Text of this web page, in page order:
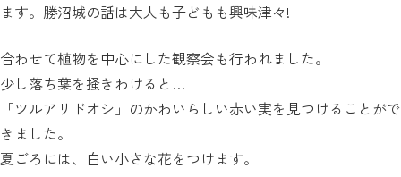
ます。勝沼城の話は大人も子どもも興味津々!
合わせて植物を中心にした観察会も行われました。
少し落ち葉を掻きわけると…
「ツルアリドオシ」のかわいらしい赤い実を見つけることがで
きました。
夏ごろには、白い小さな花をつけます。